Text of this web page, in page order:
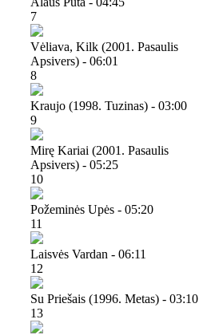
7
Vėliava, Kilk (2001. Pasaulis
Apsivers) - 06:01
8
Kraujo (1998. Tuzinas) - 03:00
9
Mirę Kariai (2001. Pasaulis
Apsivers) - 05:25
10
Požeminės Upės - 05:20
11
Laisvės Vardan - 06:11
12
Su Priešais (1996. Metas) - 03:10
13